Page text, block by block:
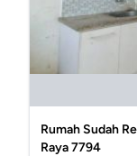
Rumah Sudah
Raya 7794